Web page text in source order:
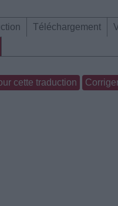
Téléchargement
cette traduction